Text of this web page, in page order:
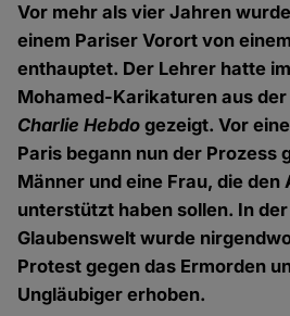
Vor mehr als vier Jahren
einem Pariser Vorort von
enthauptet. Der Lehrer hatte
Mohamed-Karikaturen aus
Charlie Hebdo gezeigt. Vor
Paris begann nun der Prozess
Männer und eine Frau, die
unterstützt haben sollen. In
Glaubenswelt wurde
Protest gegen das Ermorden
Ungläubiger erhoben.